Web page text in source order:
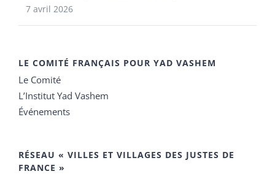
7 avril 2026
LE COMITÉ FRANÇAIS POUR YAD VASHEM
Le Comité
L’Institut Yad Vashem
Événements
RÉSEAU « VILLES ET VILLAGES DES JUSTES DE
FRANCE »